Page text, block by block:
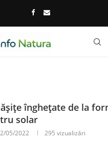
înghețate de la
solar
05/2022 295 vizualizări